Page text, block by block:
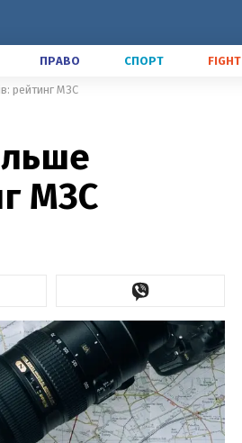
ПРАВО СПОРТ FIGHT
рейтинг МЗС
МЗС